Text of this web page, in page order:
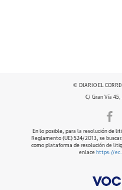
© DIARIO EL
C/ Gran Vía
En lo posible, para la resolución de
Reglamento (UE) 524/2013, se
como plataforma de resolución de
enlace https://